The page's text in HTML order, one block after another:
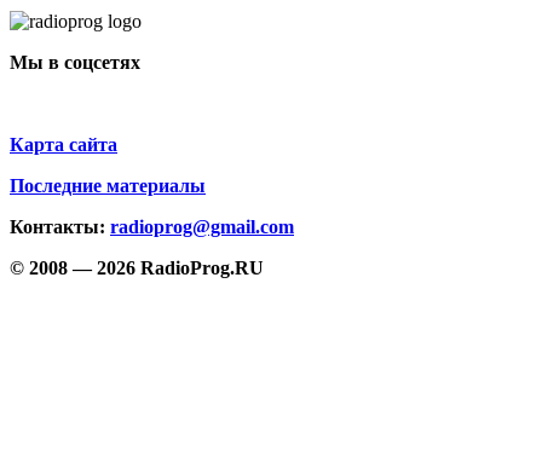
Мы в соцсетях
Карта сайта
Последние материалы
Контакты: radioprog@gmail.com
© 2008 — 2026 RadioProg.RU